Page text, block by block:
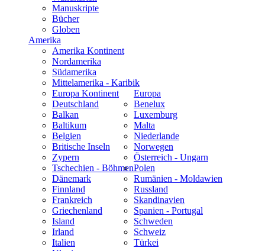
Manuskripte
Bücher
Globen
Amerika
Amerika Kontinent
Nordamerika
Südamerika
Mittelamerika - Karibik
Europa
Europa Kontinent
Deutschland
Balkan
Baltikum
Belgien
Britische Inseln
Zypern
Tschechien - Böhmen
Dänemark
Finnland
Frankreich
Griechenland
Island
Irland
Italien
Benelux
Luxemburg
Malta
Niederlande
Norwegen
Österreich - Ungarn
Polen
Rumänien - Moldawien
Russland
Skandinavien
Spanien - Portugal
Schweden
Schweiz
Türkei